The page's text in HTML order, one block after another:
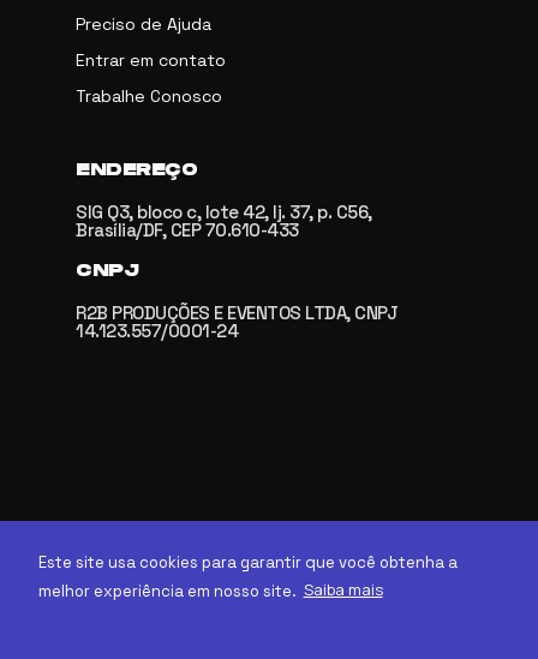
Este site usa cookies para garantir que você obtenha a
melhor experiência em nosso site. Saiba mais
Preciso de Ajuda
Entrar em contato
Trabalhe Conosco
ENDEREÇO
SIG Q3, bloco c, lote 42, lj. 37, p. C56,
Brasília/DF, CEP 70.610-433
CNPJ
R2B PRODUÇÕES E EVENTOS LTDA, CNPJ
14.123.557/0001-24